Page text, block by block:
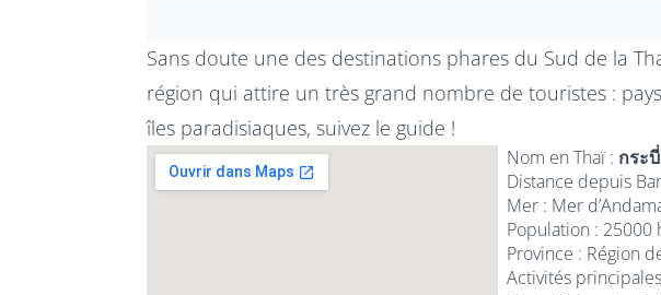
Sans doute une des destinations phares du Sud de la
région qui attire un très grand nombre de touristes :
îles paradisiaques, suivez le guide !
Nom en Thaï : กระบี่
Distance depuis
Mer : Mer
Population : 25000
Province : Région
Activités